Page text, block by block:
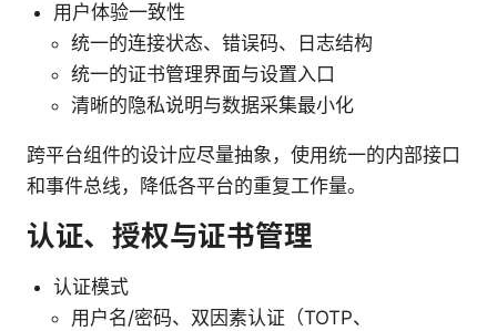
用户体验一致性
统一的连接状态、错误码、日志结构
统一的证书管理界面与设置入口
清晰的隐私说明与数据采集最小化
跨平台组件的设计应尽量抽象，使用统一的内部接口
和事件总线，降低各平台的重复工作量。
认证、授权与证书管理
认证模式
用户名/密码、双因素认证（TOTP、